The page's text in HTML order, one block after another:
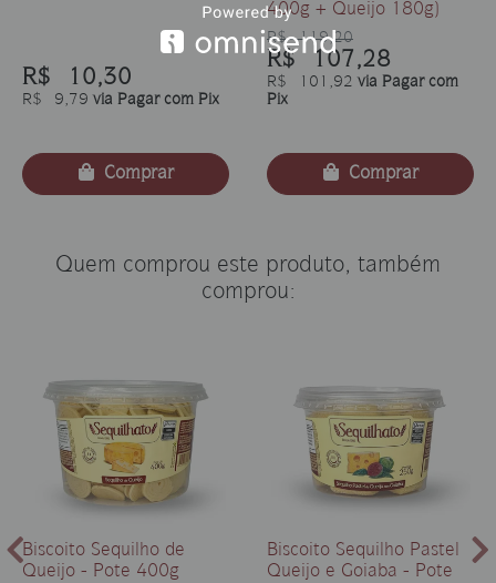
R$ 10,30
R$ 9,79via Pagar com Pix
Comprar
400g + Queijo 180g)
R$ 119,20
R$ 107,28
R$ 101,92via Pagar com
Pix
Comprar
Quem comprou este produto, também
comprou:
Biscoito Sequilho de
Queijo - Pote 400g
Biscoito Sequilho Pastel
Queijo e Goiaba - Pote